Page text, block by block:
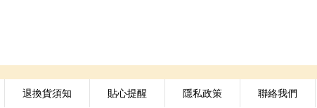
退換貨須知 貼心提醒 隱私政策 聯絡我們